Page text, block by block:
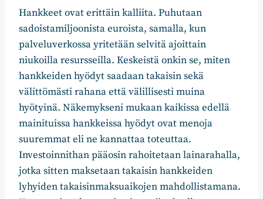
Hankkeet ovat erittäin kalliita. Puhutaan
sadoistamiljoonista euroista, samalla, kun
palveluverkossa yritetään selvitä ajoittain
niukoilla resursseilla. Keskeistä onkin se, miten
hankkeiden hyödyt saadaan takaisin sekä
välittömästi rahana että välillisesti muina
hyötyinä. Näkemykseni mukaan kaikissa edellä
mainituissa hankkeissa hyödyt ovat menoja
suuremmat eli ne kannattaa toteuttaa.
Investoinnithan pääosin rahoitetaan lainarahalla,
jotka sitten maksetaan takaisin hankkeiden
lyhyiden takaisinmaksuaikojen mahdollistamana.